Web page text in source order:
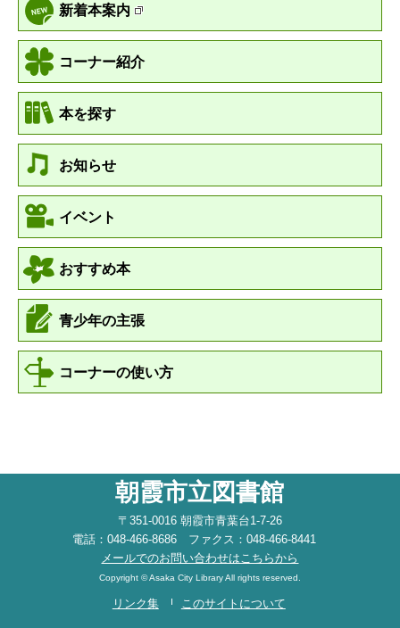
新着本案内
コーナー紹介
本を探す
お知らせ
イベント
おすすめ本
青少年の主張
コーナーの使い方
朝霞市立図書館
〒351-0016 朝霞市青葉台1-7-26
電話：048-466-8686 ファクス：048-466-8441
メールでのお問い合わせはこちらから
Copyright © Asaka City Library All rights reserved.
リンク集 このサイトについて